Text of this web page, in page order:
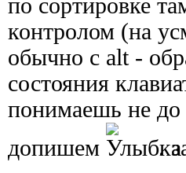
по сортировке
контролом (на
обычно с alt -
состояния
понимаешь не до
допишем
.